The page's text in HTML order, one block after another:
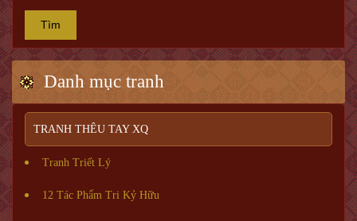
Tìm
Danh mục tranh
TRANH THÊU TAY XQ
Tranh Triết Lý
12 Tác Phẩm Tri Kỷ Hữu